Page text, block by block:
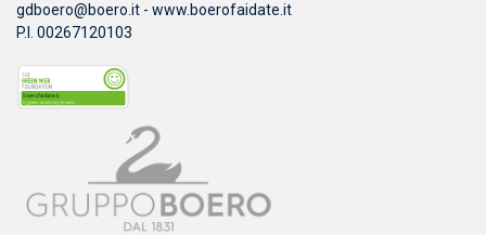
gdboero@boero.it - www.boerofaidate.it
P.I. 00267120103